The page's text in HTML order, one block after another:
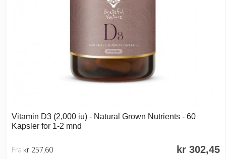
Vitamin D3 (2,000 iu) - Natural Grown Nutrients - 60
Kapsler for 1-2 mnd
kr 302,45
Fra kr 257,60